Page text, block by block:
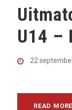
U14 –
22
READ MORE